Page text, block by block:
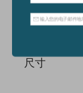
产品信息
尺寸